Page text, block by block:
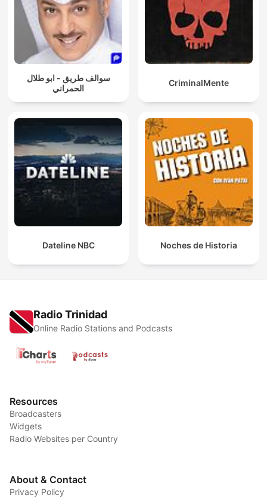
سوالف طريق - ابو طلال
الحمراني
CriminalMente
Dateline NBC Noches de Historia
Radio Trinidad
Online Radio Stations and Podcasts
Resources
Broadcasters
Widgets
Radio Websites per Country
About & Contact
Privacy Policy